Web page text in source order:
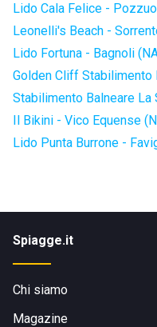
Lido Cala Felice -
Leonelli's Beach -
Lido Fortuna - Bagnoli
Golden Cliff Stabilimento
Stabilimento Balneare La
Il Bikini - Vico Equense
Lido Punta Burrone -
Spiagge.it
Chi siamo
Magazine